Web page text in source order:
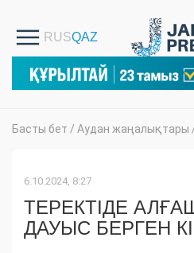
Басты бет / Аудан жаңалықтары
6.10.2024, 8:27
ТЕРЕКТІДЕ
ДАУЫС БЕРГЕН